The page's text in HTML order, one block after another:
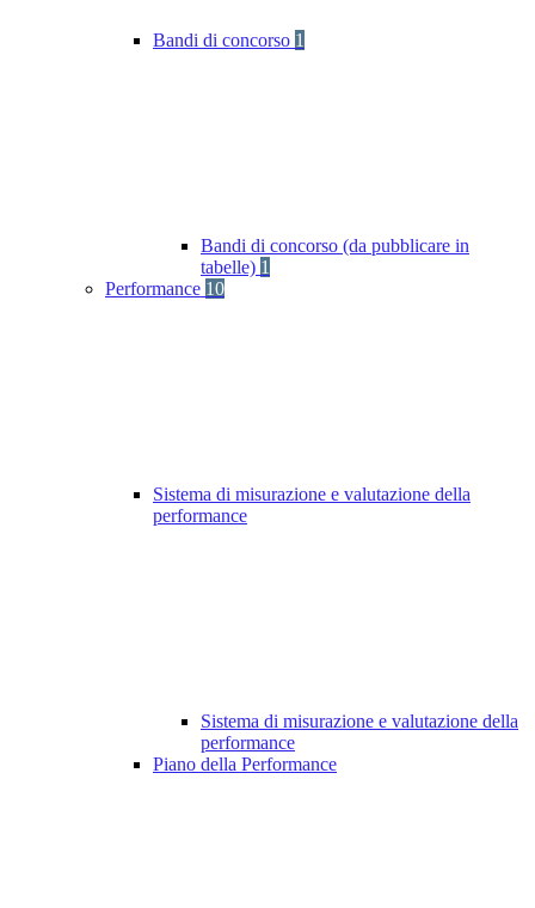
Bandi di concorso 1
Bandi di concorso (da pubblicare in
tabelle) 1
Performance 10
Sistema di misurazione e valutazione della
performance
Sistema di misurazione e valutazione della
performance
Piano della Performance